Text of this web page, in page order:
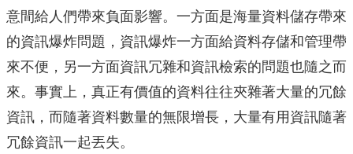
意間給人們帶來負面影響。一方面是海量資料儲存帶來
的資訊爆炸問題，資訊爆炸一方面給資料存儲和管理帶
來不便，另一方面資訊冗雜和資訊檢索的問題也隨之而
來。事實上，真正有價值的資料往往夾雜著大量的冗餘
資訊，而隨著資料數量的無限增長，大量有用資訊隨著
冗餘資訊一起丟失。